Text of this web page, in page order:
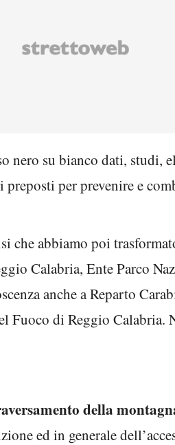
nero su bianco dati, studi,
per prevenire e
che abbiamo poi
Calabria, Ente Parco
anche a Reparto
Fuoco di Reggio Calabria.
della
ed in generale